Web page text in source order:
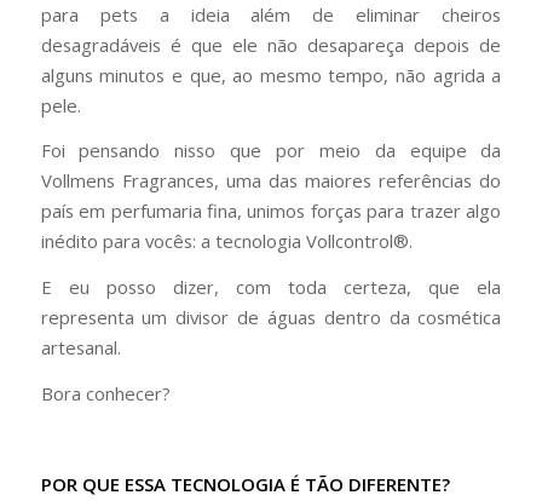
para pets a ideia além de eliminar cheiros
desagradáveis é que ele não desapareça depois de
alguns minutos e que, ao mesmo tempo, não agrida a
pele.
Foi pensando nisso que por meio da equipe da
Vollmens Fragrances, uma das maiores referências do
país em perfumaria fina, unimos forças para trazer algo
inédito para vocês: a tecnologia Vollcontrol®.
E eu posso dizer, com toda certeza, que ela
representa um divisor de águas dentro da cosmética
artesanal.
Bora conhecer?
POR QUE ESSA TECNOLOGIA É TÃO DIFERENTE?